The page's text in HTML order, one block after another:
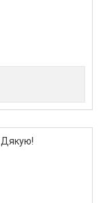
Дякую!